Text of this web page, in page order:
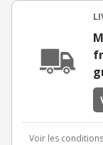
Voir les conditions